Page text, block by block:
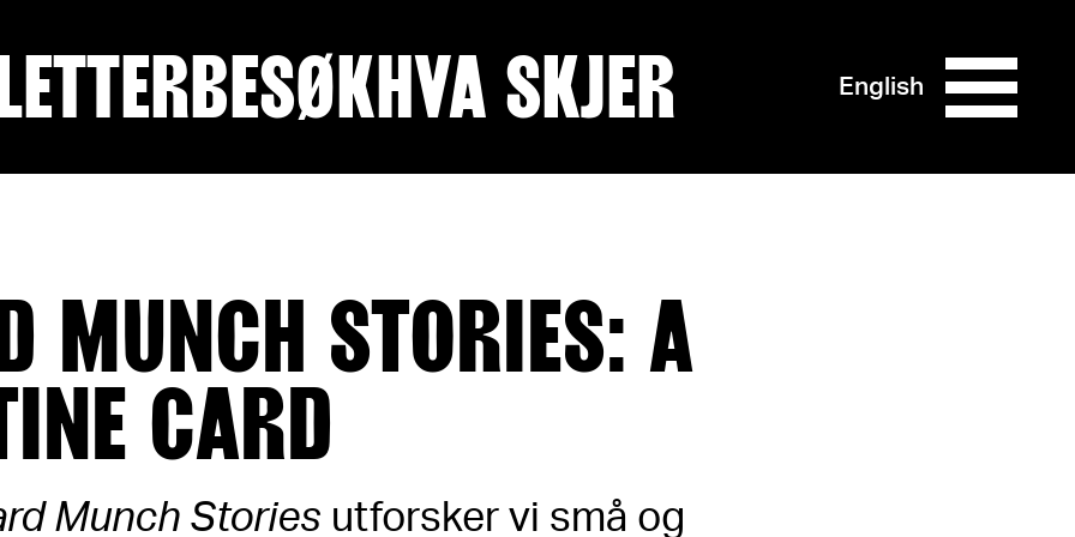
BESØKHVA SKJER English
MUNCH STORIES: A
CARD
Munch Stories utforsker vi små og